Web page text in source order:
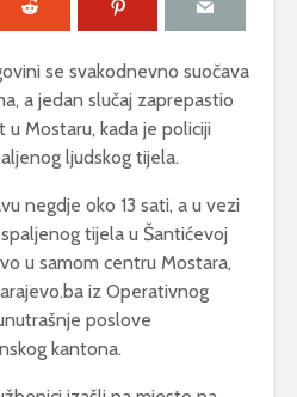
se svakodnevno suočava
a jedan slučaj zaprepastio
Mostaru, kada je policiji
ljudskog tijela.
negdje oko 13 sati, a u vezi
tijela u Šantićevoj
u samom centru Mostara,
iz Operativnog
poslove
kantona.